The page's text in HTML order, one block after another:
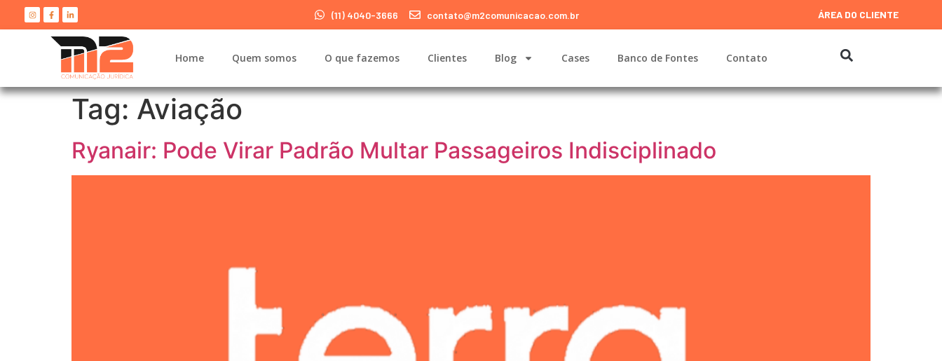
(11) 4040-3666 contato@m2comunicacao.com.br ÁREA DO CLIENTE
Home Quem somos O que fazemos Clientes Blog Cases Banco de Fontes Contato
Tag: Aviação
Ryanair: Pode Virar Padrão Multar Passageiros Indisciplinado